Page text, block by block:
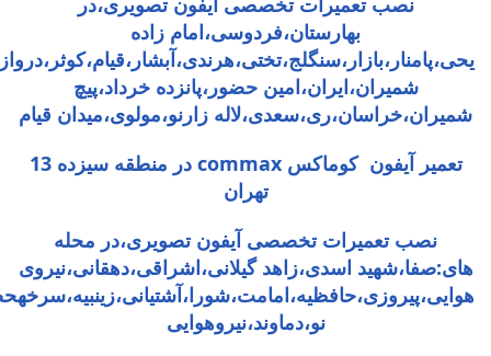
بهارستان،فردوسی،امام زاده
شمیران،ایران،امین حضور،پانزده خرداد،پیچ
شمیران،خراسان،ری،سعدی،لاله زارنو،مولوی،میدان قیام
تعمیر آیفون کوماکس commax در منطقه سیزده 13
تهران
نصب تعمیرات تخصصی آیفون تصویری،در محله
های:صفا،شهید اسدی،زاهد گیلانی،اشراقی،دهقانی،نیروی
نو،دماوند،نیروهوایی